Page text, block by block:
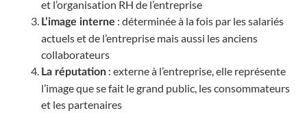
et l’organisation RH de l’entreprise
L’image interne : déterminée à la fois par les salariés
actuels et de l’entreprise mais aussi les anciens
collaborateurs
La réputation : externe à l’entreprise, elle représente
l’image que se fait le grand public, les consommateurs
et les partenaires